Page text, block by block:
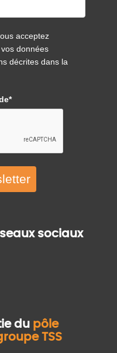
acceptez
données
décrites dans la
sociaux
du pôle
TSS